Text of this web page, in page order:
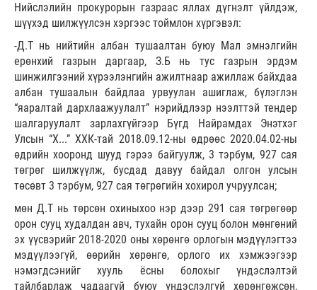
Нийслэлийн прокурорын газраас яллах дүгнэлт үйлдэж,
шүүхэд шилжүүлсэн хэргээс тоймлон хүргэвэл:
-Д.Т нь нийтийн албан тушаалтан буюу Мал эмнэлгийн
ерөнхий газрын даргаар, З.Б нь тус газрын эрдэм
шинжилгээний хүрээлэнгийн ажилтнаар ажиллаж байхдаа
албан тушаалын байдлаа урвуулан ашиглаж, бүлэглэн
“яаралтай дархлаажуулалт” нэрийдлээр нээлттэй тендер
шалгаруулалт зарлахгүйгээр Бүгд Найрамдах Энэтхэг
Улсын “Х...” ХХК-тай 2018.09.12-ны өдрөөс 2020.04.02-ны
өдрийн хооронд шууд гэрээ байгуулж, 3 тэрбум, 927 сая
төгрөг шилжүүлж, бусдад давуу байдал олгон улсын
төсөвт 3 тэрбум, 927 сая төгрөгийн хохирол учруулсан;
мөн Д.Т нь төрсөн охиныхоо нэр дээр 291 сая төгрөгөөр
орон сууц худалдан авч, тухайн орон сууц болон мөнгөний
эх үүсвэрийг 2018-2020 оны хөрөнгө орлогын мэдүүлэгтээ
мэдүүлээгүй, өөрийн хөрөнгө, орлого их хэмжээгээр
нэмэгдсэнийг хууль ёсны болохыг үндэслэлтэй
тайлбарлаж чадаагүй буюу үндэслэлгүй хөрөнгөжсөн,